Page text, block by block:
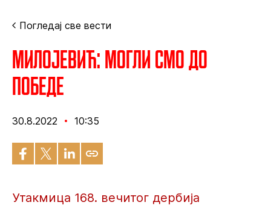
Погледај све вести
Милојевић: Могли смо до
победе
30.8.2022 10:35
Утакмица 168. вечитог дербија